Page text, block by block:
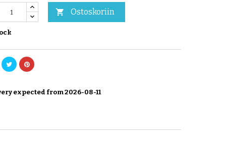
 Ostoskoriin
expected from 2026-08-11